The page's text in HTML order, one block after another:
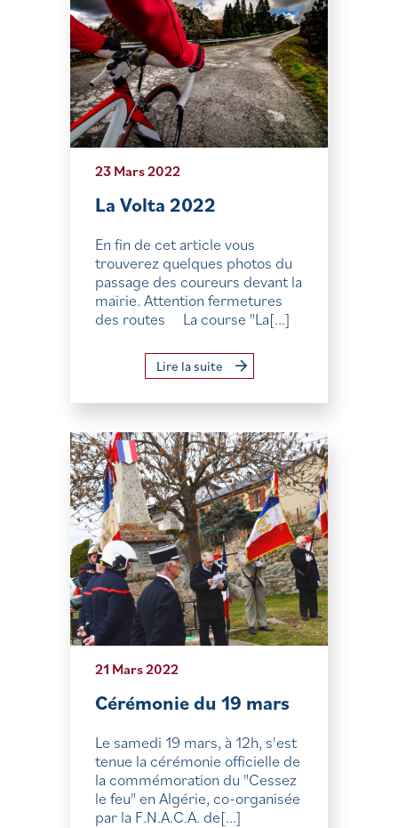
23 Mars 2022
La Volta 2022
En fin de cet article vous
trouverez quelques photos du
passage des coureurs devant la
mairie. Attention fermetures
des routes La course "La[...]
Lire la suite
21 Mars 2022
Cérémonie du 19 mars
Le samedi 19 mars, à 12h, s'est
tenue la cérémonie officielle de
la commémoration du "Cessez
le feu" en Algérie, co-organisée
par la F.N.A.C.A. de[...]